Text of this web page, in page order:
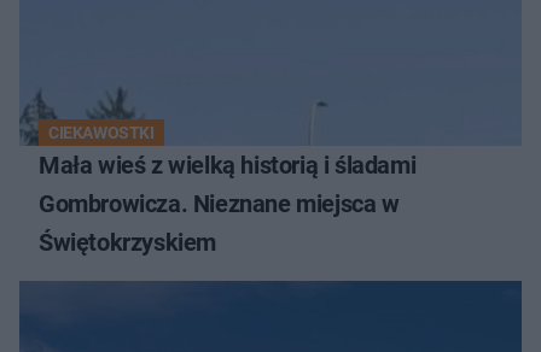
CIEKAWOSTKI
Mała wieś z wielką historią i śladami
Gombrowicza. Nieznane miejsca w
Świętokrzyskiem